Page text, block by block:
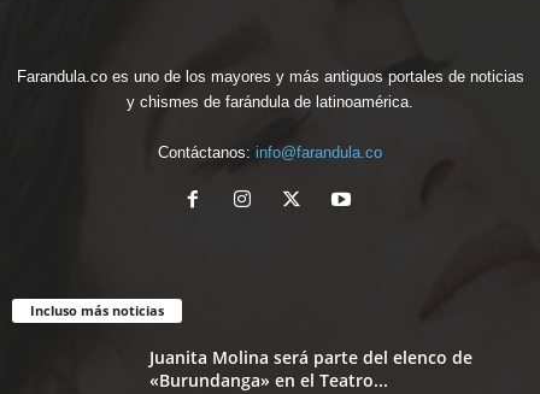
Farandula.co es uno de los mayores y más antiguos portales de noticias
y chismes de farándula de latinoamérica.
Contáctanos: info@farandula.co
Incluso más noticias
Juanita Molina será parte del elenco de
«Burundanga» en el Teatro...